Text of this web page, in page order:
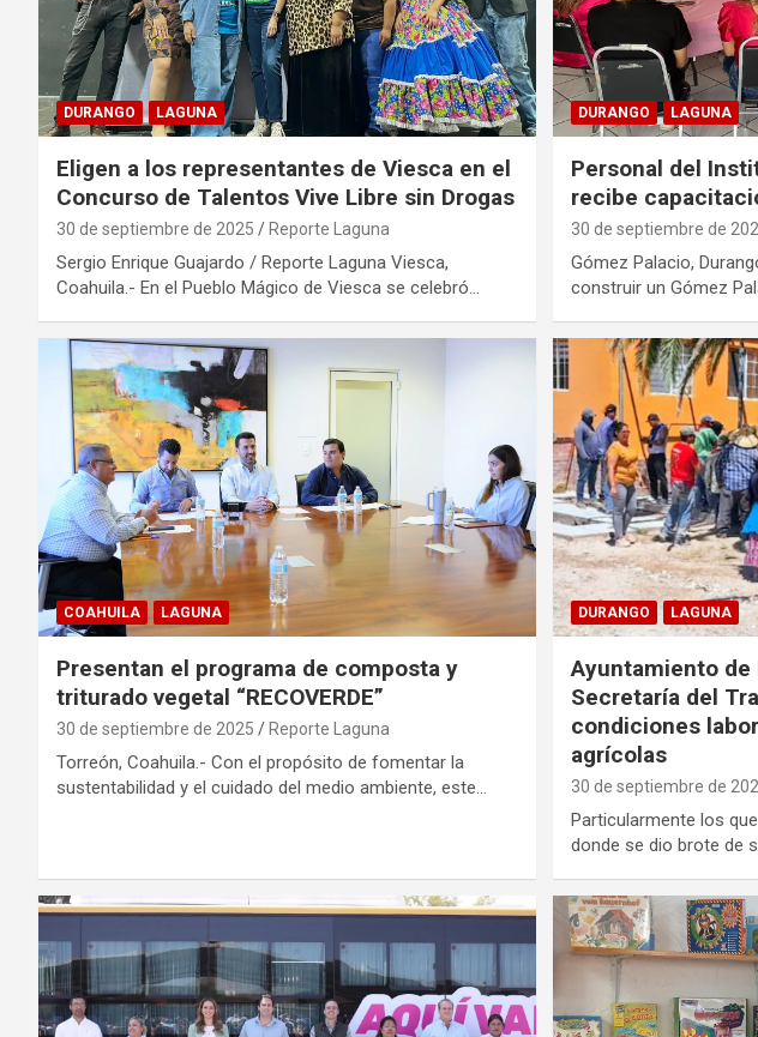
DURANGO LAGUNA
Eligen a los representantes de Viesca en el
Concurso de Talentos Vive Libre sin Drogas
30 de septiembre de 2025 Reporte Laguna
Sergio Enrique Guajardo / Reporte Laguna Viesca,
Coahuila.- En el Pueblo Mágico de Viesca se celebró…
DURANGO LAGUNA
Personal del
recibe
30 de septiembre de
Gómez Palacio,
construir un Gómez
COAHUILA LAGUNA
Presentan el programa de composta y
triturado vegetal “RECOVERDE”
30 de septiembre de 2025 Reporte Laguna
Torreón, Coahuila.- Con el propósito de fomentar la
sustentabilidad y el cuidado del medio ambiente, este…
DURANGO LAGUNA
Ayuntamiento de
Secretaría del
condiciones
agrícolas
30 de septiembre de
Particularmente los
donde se dio brote de